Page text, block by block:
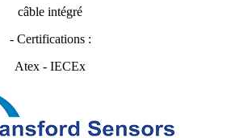
câble intégré
- Certifications :
Atex - IECEx